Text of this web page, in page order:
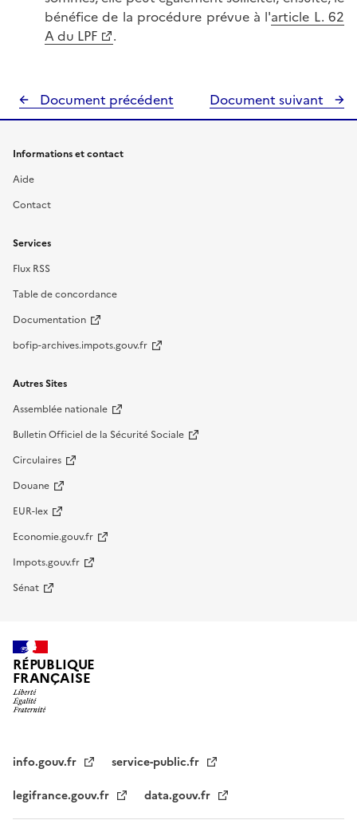
bénéfice de la procédure prévue à l'article L. 62
A du LPF
.
Document précédent Document suivant
Informations et contact
Aide
Contact
Services
Flux RSS
Table de concordance
Documentation
bofip-archives.impots.gouv.fr
Autres Sites
Assemblée nationale
Bulletin Officiel de la Sécurité Sociale
Circulaires
Douane
EUR-lex
Economie.gouv.fr
Impots.gouv.fr
Sénat
RÉPUBLIQUE
FRANÇAISE
info.gouv.fr
service-public.fr
legifrance.gouv.fr
data.gouv.fr